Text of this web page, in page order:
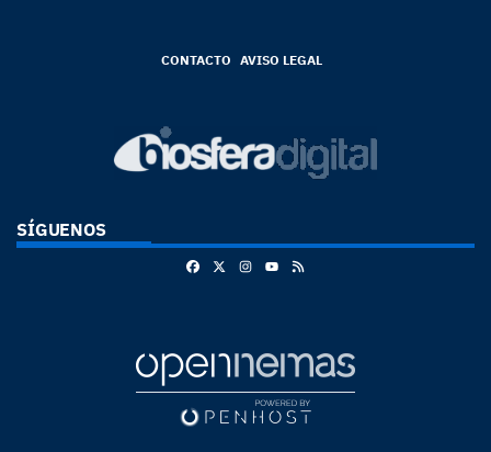
CONTACTO AVISO LEGAL
SÍGUENOS
FacebookInstagram